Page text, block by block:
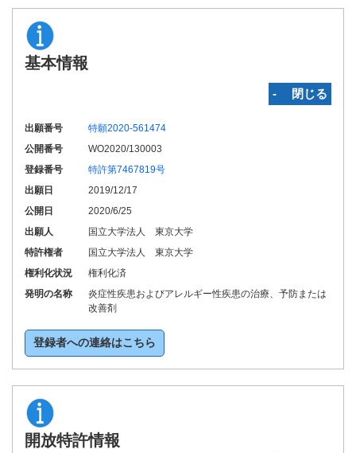
基本情報
‐ 閉じる
出願番号
特願2020-561474
公開番号
WO2020/130003
登録番号
特許第7467819号
出願日
2019/12/17
公開日
2020/6/25
出願人
国立大学法人 東京大学
特許権者
国立大学法人 東京大学
権利化状況
権利化済
発明の名称
炎症性疾患およびアレルギー性疾患の治療、予防または
改善剤
登録者への連絡はこちら
開放特許情報